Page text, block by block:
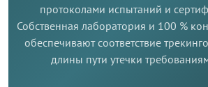
протоколами испытаний и
Собственная лаборатория и 100 %
обеспечивают соответствие
длины пути утечки